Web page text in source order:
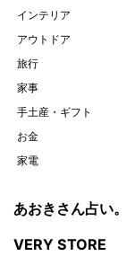
インテリア
アウトドア
旅行
家事
手土産・ギフト
お金
家電
あおきさん占い。
VERY STORE